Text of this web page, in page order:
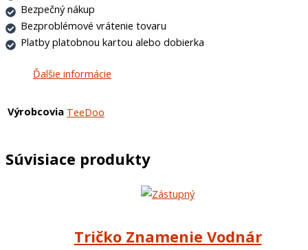
Bezpečný nákup
Bezproblémové vrátenie tovaru
Platby platobnou kartou alebo dobierka
Ďalšie informácie
Výrobcovia TeeDoo
Súvisiace produkty
Tričko Znamenie Vodnár